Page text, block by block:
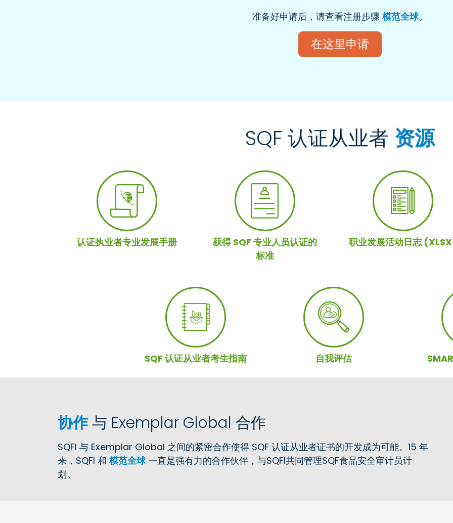
准备好申请后，请查看注册步骤 模范全球。
在这里申请
SQF 认证从业者 资源
认证执业者专业发展手册
获得 SQF 专业人员认证的
标准
职业发展活动日志
SQF 认证从业者考生指南 自我评估
协作与 Exemplar Global 合作
SQFI 与 Exemplar Global 之间的紧密合作使得 SQF 认证从业者证书的开发成为可能。15 年
来，SQFI 和 模范全球一直是强有力的合作伙伴，与SQFI共同管理SQF食品安全审计员计
划。